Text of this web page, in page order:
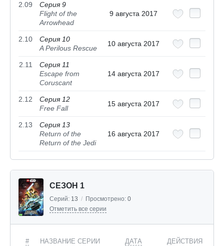
2.09
Серия 9
Flight of the
Arrowhead
9 августа 2017
2.10
Серия 10
A Perilous Rescue
10 августа 2017
2.11
Серия 11
Escape from
Coruscant
14 августа 2017
2.12
Серия 12
Free Fall
15 августа 2017
2.13
Серия 13
Return of the
Return of the Jedi
16 августа 2017
СЕЗОН 1
Серий: 13 / Просмотрено: 0
Отметить все серии
# НАЗВАНИЕ СЕРИИ ДАТА ДЕЙСТВИЯ